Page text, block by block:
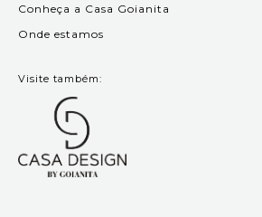
Conheça a Casa Goianita
Onde estamos
Visite também: